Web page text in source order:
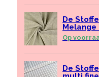
De
Melange
Op
De